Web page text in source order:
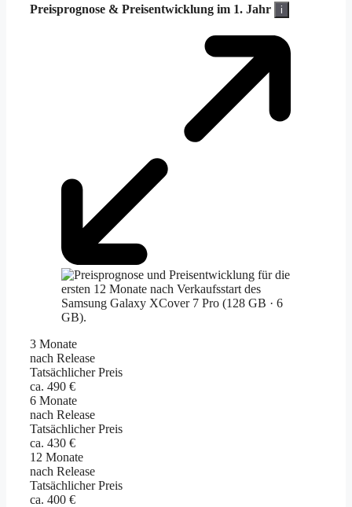
Preisprognose & Preisentwicklung im 1. Jahr i
3 Monate
nach Release
Tatsächlicher Preis
ca. 490 €
6 Monate
nach Release
Tatsächlicher Preis
ca. 430 €
12 Monate
nach Release
Tatsächlicher Preis
ca. 400 €